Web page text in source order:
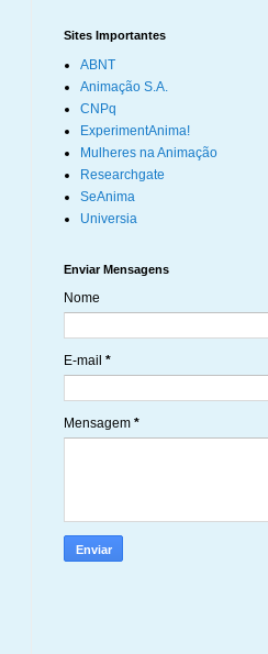
Sites Importantes
ABNT
Animação S.A.
CNPq
ExperimentAnima!
Mulheres na Animação
Researchgate
SeAnima
Universia
Enviar Mensagens
Nome
E-mail *
Mensagem *